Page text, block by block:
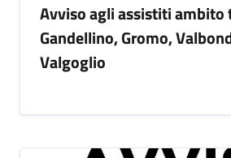
Avviso agli assistiti
Gandellino, Gromo,
Valgoglio